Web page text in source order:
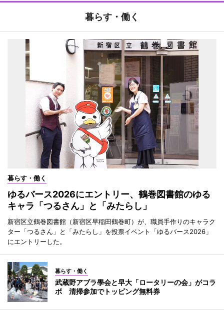
暮らす・働く
暮らす・働く
ゆるバース2026にエントリー、鶴巻図書館のゆる
キャラ「つるさん」と「みたらし」
新宿区立鶴巻図書館（新宿区早稲田鶴巻町）が、職員手作りのキャラク
ター「つるさん」と「みたらし」を投票イベント「ゆるバース2026」
にエントリーした。
暮らす・働く
武蔵野アブラ學会と早大「ロータリーの会」がコラ
ボ 清掃参加でトッピング無料券